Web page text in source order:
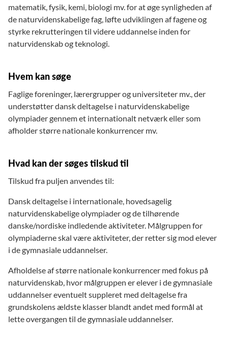
matematik, fysik, kemi, biologi mv. for at øge synligheden af
de naturvidenskabelige fag, løfte udviklingen af fagene og
styrke rekrutteringen til videre uddannelse inden for
naturvidenskab og teknologi.
Hvem kan søge
Faglige foreninger, lærergrupper og universiteter mv., der
understøtter dansk deltagelse i naturvidenskabelige
olympiader gennem et internationalt netværk eller som
afholder større nationale konkurrencer mv.
Hvad kan der søges tilskud til
Tilskud fra puljen anvendes til:
Dansk deltagelse i internationale, hovedsagelig
naturvidenskabelige olympiader og de tilhørende
danske/nordiske indledende aktiviteter. Målgruppen for
olympiaderne skal være aktiviteter, der retter sig mod elever
i de gymnasiale uddannelser.
Afholdelse af større nationale konkurrencer med fokus på
naturvidenskab, hvor målgruppen er elever i de gymnasiale
uddannelser eventuelt suppleret med deltagelse fra
grundskolens ældste klasser blandt andet med formål at
lette overgangen til de gymnasiale uddannelser.